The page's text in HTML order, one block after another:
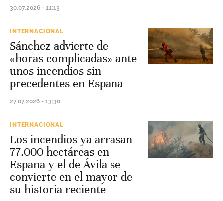
30.07.2026 - 11:13
INTERNACIONAL
Sánchez advierte de
«horas complicadas» ante
unos incendios sin
precedentes en España
27.07.2026 - 13:30
INTERNACIONAL
Los incendios ya arrasan
77.000 hectáreas en
España y el de Ávila se
convierte en el mayor de
su historia reciente